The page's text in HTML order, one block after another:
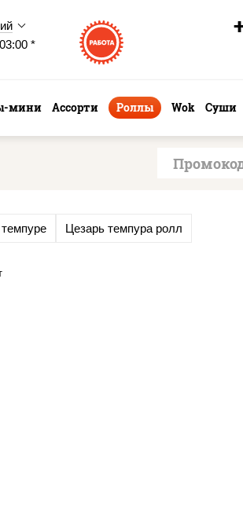
*
мини Ассорти Роллы Wok Суши
Цезарь темпура ролл